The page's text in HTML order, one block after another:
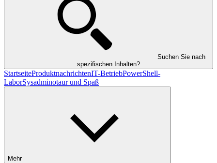
Suchen Sie nach
spezifischen Inhalten?
StartseiteProduktnachrichtenIT-BetriebPowerShell-
LaborSysadminotaur und Spaß
Mehr